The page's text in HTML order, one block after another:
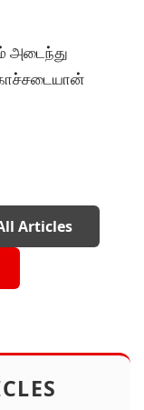
அடைந்து
Articles